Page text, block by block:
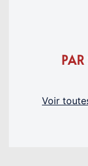
PAR
Voir